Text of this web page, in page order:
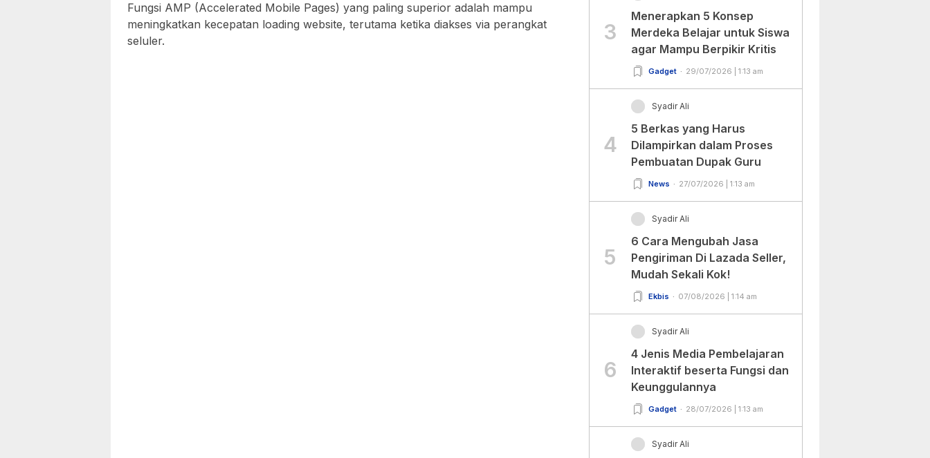
Fungsi AMP (Accelerated Mobile Pages) yang paling superior adalah mampu
meningkatkan kecepatan loading website, terutama ketika diakses via perangkat
seluler.
3
Menerapkan 5 Konsep
Merdeka Belajar untuk Siswa
agar Mampu Berpikir Kritis
Gadget 29/07/2026 | 1:13 am
4
Syadir Ali
5 Berkas yang Harus
Dilampirkan dalam Proses
Pembuatan Dupak Guru
News 27/07/2026 | 1:13 am
5
Syadir Ali
6 Cara Mengubah Jasa
Pengiriman Di Lazada Seller,
Mudah Sekali Kok!
Ekbis 07/08/2026 | 1:14 am
6
Syadir Ali
4 Jenis Media Pembelajaran
Interaktif beserta Fungsi dan
Keunggulannya
Gadget 28/07/2026 | 1:13 am
Syadir Ali